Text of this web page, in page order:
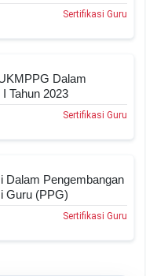
Sertifikasi Guru
Dalam
Tahun 2023
Sertifikasi Guru
Dalam Pengembangan
Guru (PPG)
Sertifikasi Guru